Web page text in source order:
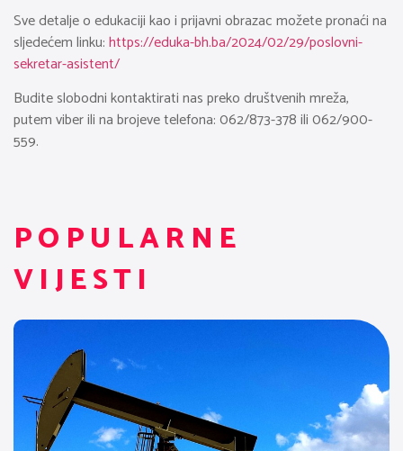
Sve detalje o edukaciji kao i prijavni obrazac možete pronaći na
sljedećem linku:https://eduka-bh.ba/2024/02/29/poslovni-
sekretar-asistent/
Budite slobodni kontaktirati nas preko društvenih mreža,
putem viber ili na brojeve telefona: 062/873-378 ili 062/900-
559.
POPULARNE
VIJESTI